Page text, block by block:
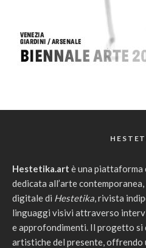
Hestetika.art è una
dedicata all’arte
digitale di Hestetika, rivista
linguaggi visivi attraverso
e approfondimenti. Il progetto si
artistiche del presente, offrendo